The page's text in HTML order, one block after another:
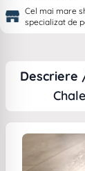
Cel mai mare
specializat de
Descriere